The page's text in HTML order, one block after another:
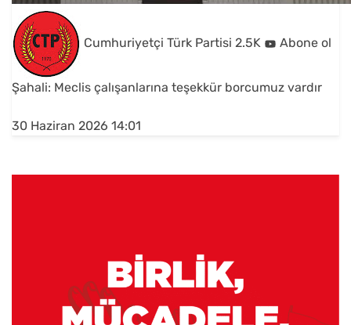
Cumhuriyetçi Türk Partisi 2.5K Abone ol
Şahali: Meclis çalışanlarına teşekkür borcumuz vardır
30 Haziran 2026 14:01